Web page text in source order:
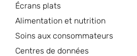
Écrans plats
Alimentation et nutrition
Soins aux consommateurs
Centres de données